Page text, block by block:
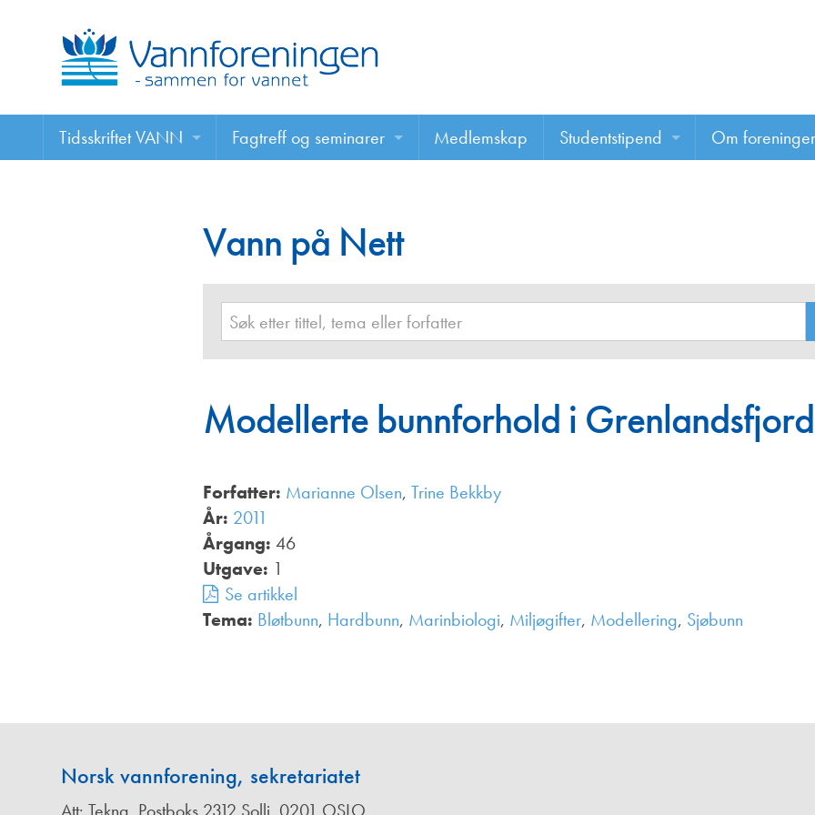
Tidsskriftet VANN
Les VANN digitalt her
Retningslinjer for skriving i VANN
Fagtreff og seminarer
Medlemskap
Studentstipend
Om
Komiteer
Vann på Nett
Modellerte bunnforhold i
Forfatter: Marianne Olsen,Trine Bekkby
År: 2011
Årgang: 46
Utgave: 1
Se artikkel
Tema: Bløtbunn, Hardbunn, Marinbiologi, Miljøgifter, Modellering, Sjøbunn
Norsk vannforening, sekretariatet